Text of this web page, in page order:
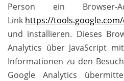
Person ein Browser-
Link https://
und installieren. Dieses
Analytics über JavaScript
Informationen zu den
Google Analytics